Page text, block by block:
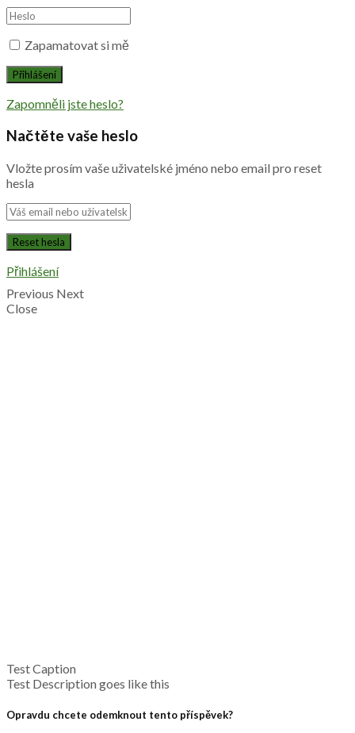
Zapamatovat si mě
Zapomněli jste heslo?
Načtěte vaše heslo
Vložte prosím vaše uživatelské jméno nebo email pro reset
hesla
Přihlášení
Previous Next
Close
Test Caption
Test Description goes like this
Opravdu chcete odemknout tento příspěvek?